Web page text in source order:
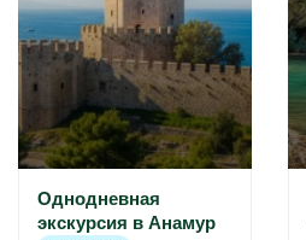
Однодневная
экскурсия в Анамур